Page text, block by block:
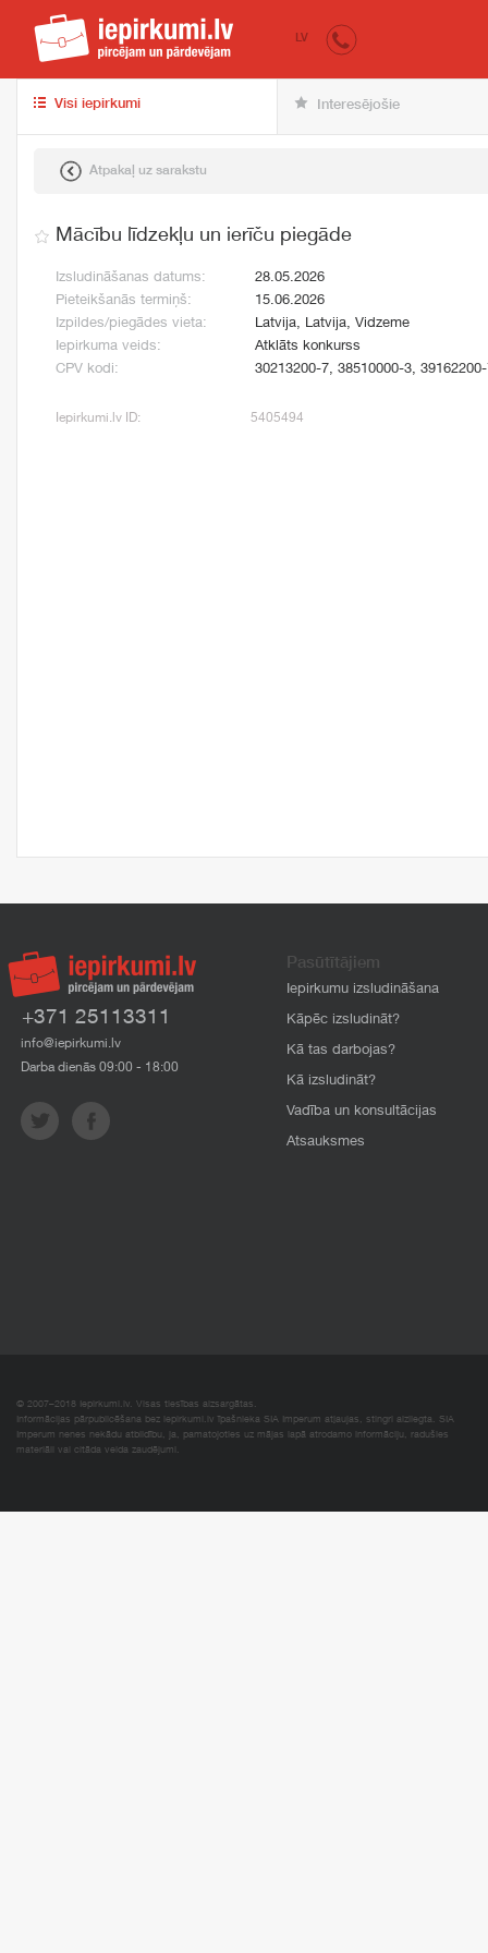
iepirkumi.lv
LV
Visi iepirkumi Interesējošie
Atpakaļ uz sarakstu
Mācību līdzekļu un ierīču piegāde
Izsludināšanas datums:
28.05.2026
Pieteikšanās termiņš:
15.06.2026
Izpildes/piegādes vieta:
Latvija, Latvija, Vidzeme
Iepirkuma veids:
Atklāts konkurss
CPV kodi:
30213200-7, 38510000-3,
Iepirkumi.lv ID: 5405494
+371 25113311
info@iepirkumi.lv
Darba dienās 09:00 - 18:00
Pasūtītājiem
Iepirkumu izsludināšana
Kāpēc izsludināt?
Kā tas darbojas?
Kā izsludināt?
Vadība un konsultācijas
Atsauksmes
© 2007–2018 Iepirkumi.lv. Visas tiesības aizsargātas.
Informācijas pārpublicēšana bez iepirkumi.lv īpašnieka SIA Imperum atļaujas, stingri aizliegta. SIA
Imperum nenes nekādu atbildību, ja, pamatojoties uz mājas lapā atrodamo informāciju, radušies
materiāli vai citāda veida zaudējumi.